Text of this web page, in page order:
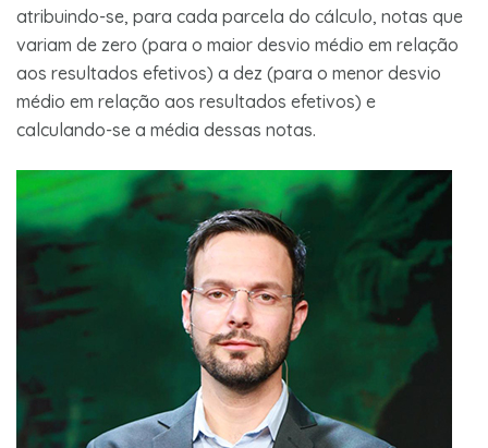
atribuindo-se, para cada parcela do cálculo, notas que
variam de zero (para o maior desvio médio em relação
aos resultados efetivos) a dez (para o menor desvio
médio em relação aos resultados efetivos) e
calculando-se a média dessas notas.